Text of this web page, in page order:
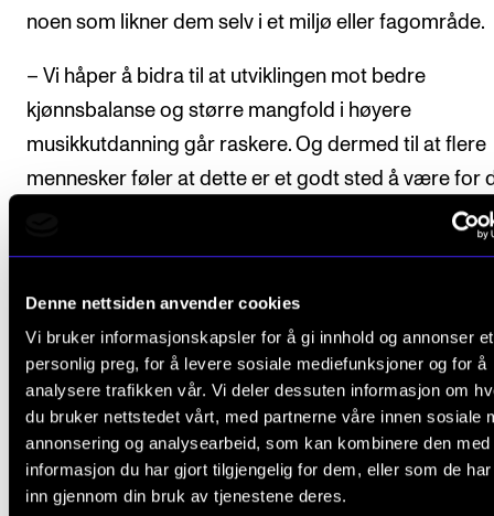
Denne nettsiden anvender cookies
Vi bruker informasjonskapsler for å gi innhold og annonser et
personlig preg, for å levere sosiale mediefunksjoner og for å
analysere trafikken vår. Vi deler dessuten informasjon om
du bruker nettstedet vårt, med partnerne våre innen sosiale
annonsering og analysearbeid, som kan kombinere den med
informasjon du har gjort tilgjengelig for dem, eller som de
inn gjennom din bruk av tjenestene deres.
noen som likner dem selv i et miljø eller fagområde.
– Vi håper å bidra til at utviklingen mot bedre
kjønnsbalanse og større mangfold i høyere
musikkutdanning går raskere. Og dermed til at flere
mennesker føler at dette er et godt sted å være for
MANGFOLD BALANSE FORSKNING
ARTIKLER relevante